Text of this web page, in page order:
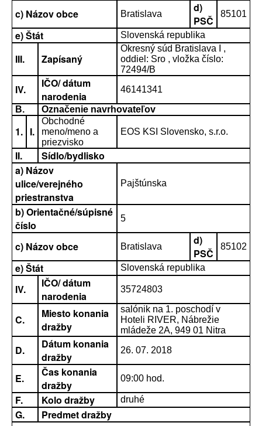
c) Názov obce Bratislava
d)
PSČ
85101
e) Štát Slovenská republika
III. Zapísaný
Okresný súd Bratislava I ,
oddiel: Sro , vložka číslo:
72494/B
IV.
IČO/ dátum
narodenia
46141341
B.
Označenie navrhovateľov
1. I.
Obchodné
meno/meno a
priezvisko
EOS KSI Slovensko, s.r.o.
II.
Sídlo/bydlisko
a) Názov
ulice/verejného
priestranstva
Pajštúnska
b) Orientačné/súpisné
číslo
5
c) Názov obce Bratislava
d)
PSČ
85102
e) Štát Slovenská republika
IV.
IČO/ dátum
narodenia
35724803
C.
Miesto konania
dražby
salónik na 1. poschodí v
Hoteli RIVER, Nábrežie
mládeže 2A, 949 01 Nitra
D.
Dátum konania
dražby
26. 07. 2018
E.
Čas konania
dražby
09:00 hod.
F. Kolo dražby druhé
G. Predmet dražby